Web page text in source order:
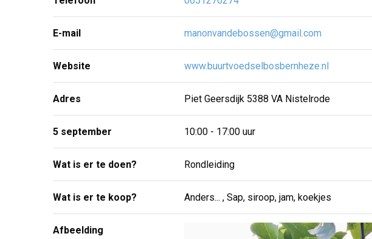
E-mail manonvandebossen@gmail.com
Website www.buurtvoedselbosbernheze.nl
Adres Piet Geersdijk 5388 VA Nistelrode
5 september 10:00 - 17:00 uur
Wat is er te doen? Rondleiding
Wat is er te koop? Anders... , Sap, siroop, jam, koekjes
Afbeelding